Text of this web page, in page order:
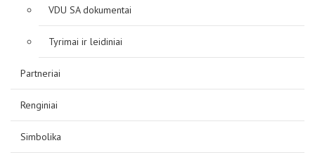
Privatumo politika
VDU SA dokumentai
Tyrimai ir leidiniai
Partneriai
Renginiai
Simbolika